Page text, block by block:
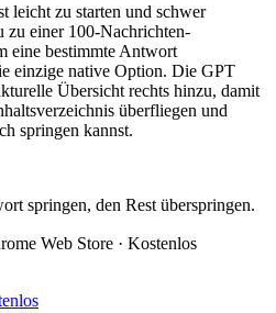
leicht zu starten und schwer
zu einer 100-Nachrichten-
eine bestimmte Antwort
einzige native Option. Die GPT
Übersicht rechts hinzu, damit
überfliegen und
springen kannst.
springen, den Rest überspringen.
Web Store · Kostenlos